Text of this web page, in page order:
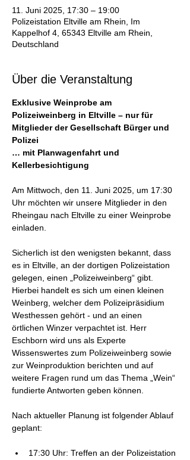
11. Juni 2025, 17:30 – 19:00
Polizeistation Eltville am Rhein, Im
Kappelhof 4, 65343 Eltville am Rhein,
Deutschland
Über die Veranstaltung
Exklusive Weinprobe am
Polizeiweinberg in Eltville – nur für
Mitglieder der Gesellschaft Bürger und
Polizei
… mit Planwagenfahrt und
Kellerbesichtigung
Am Mittwoch, den 11. Juni 2025, um 17:30
Uhr möchten wir unsere Mitglieder in den
Rheingau nach Eltville zu einer Weinprobe
einladen.
Sicherlich ist den wenigsten bekannt, dass
es in Eltville, an der dortigen Polizeistation
gelegen, einen „Polizeiweinberg“ gibt.
Hierbei handelt es sich um einen kleinen
Weinberg, welcher dem Polizeipräsidium
Westhessen gehört - und an einen
örtlichen Winzer verpachtet ist. Herr
Eschborn wird uns als Experte
Wissenswertes zum Polizeiweinberg sowie
zur Weinproduktion berichten und auf
weitere Fragen rund um das Thema „Wein“
fundierte Antworten geben können.
Nach aktueller Planung ist folgender Ablauf
geplant:
17:30 Uhr: Treffen an der Polizeistation